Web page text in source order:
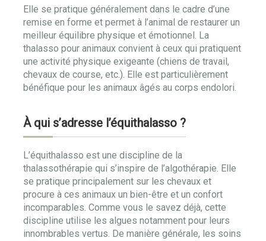
Elle se pratique généralement dans le cadre d’une
remise en forme et permet à l’animal de restaurer un
meilleur équilibre physique et émotionnel. La
thalasso pour animaux convient à ceux qui pratiquent
une activité physique exigeante (chiens de travail,
chevaux de course, etc.). Elle est particulièrement
bénéfique pour les animaux âgés au corps endolori.
À qui s’adresse l’équithalasso ?
L’équithalasso est une discipline de la
thalassothérapie qui s’inspire de l’algothérapie. Elle
se pratique principalement sur les chevaux et
procure à ces animaux un bien-être et un confort
incomparables. Comme vous le savez déjà, cette
discipline utilise les algues notamment pour leurs
innombrables vertus. De manière générale, les soins